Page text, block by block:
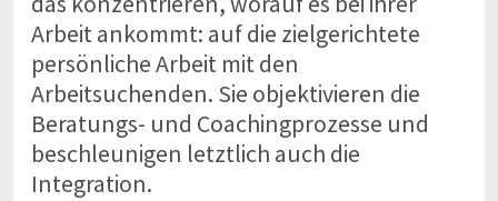
Arbeit ankommt: auf die zielgerichtete
persönliche Arbeit mit den
Arbeitsuchenden. Sie objektivieren die
Beratungs- und Coachingprozesse und
beschleunigen letztlich auch die
Integration.